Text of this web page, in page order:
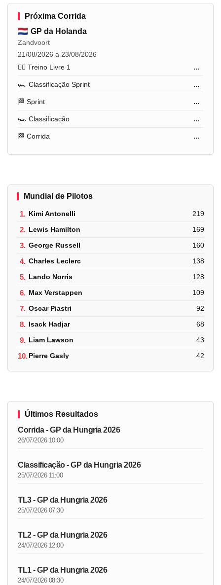
Próxima Corrida
GP da Holanda
Zandvoort
21/08/2026 a 23/08/2026
🏋️‍♂️ Treino Livre 1
...
🏎️ Classificação Sprint ...
🏁 Sprint ...
🏎️ Classificação ...
🏁 Corrida ...
Mundial de Pilotos
1. Kimi Antonelli 219
2. Lewis Hamilton 169
3. George Russell 160
4. Charles Leclerc 138
5. Lando Norris 128
6. Max Verstappen 109
7. Oscar Piastri 92
8. Isack Hadjar 68
9. Liam Lawson 43
10.Pierre Gasly 42
Últimos Resultados
Corrida - GP da Hungria 2026
26/07/2026 10:00
Classificação - GP da Hungria 2026
25/07/2026 11:00
TL3 - GP da Hungria 2026
25/07/2026 07:30
TL2 - GP da Hungria 2026
24/07/2026 12:00
TL1 - GP da Hungria 2026
24/07/2026 08:30